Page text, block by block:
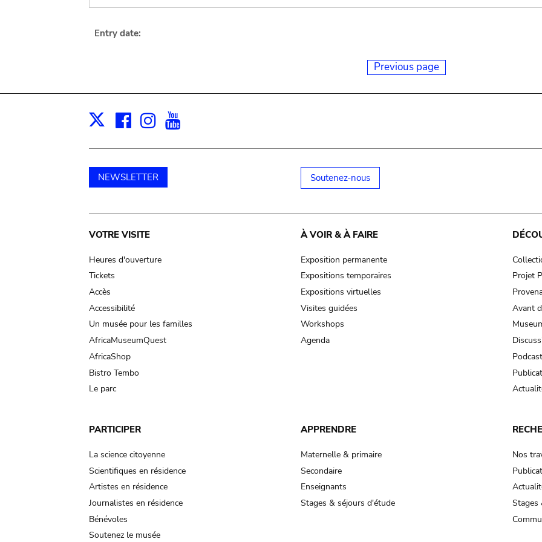
Entry date:
Previous page
X Facebook
Instagram
NEWSLETTER Soutenez-nous
Main
navigation
VOTRE VISITE
Heures d'ouverture
Tickets
Accès
Accessibilité
Un musée pour les familles
AfricaMuseumQuest
AfricaShop
Bistro Tembo
Le parc
À VOIR & À FAIRE
Exposition permanente
Expositions temporaires
Expositions virtuelles
Visites guidées
Workshops
Agenda
Projet
Avant
PARTICIPER
La science citoyenne
Scientifiques en résidence
Artistes en résidence
Journalistes en résidence
Bénévoles
Soutenez le musée
APPRENDRE
Maternelle & primaire
Secondaire
Enseignants
Stages & séjours d'étude
Nos
Stages